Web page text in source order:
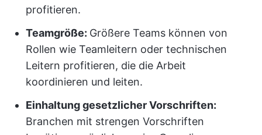
profitieren.
Teamgröße: Größere Teams können von
Rollen wie Teamleitern oder technischen
Leitern profitieren, die die Arbeit
koordinieren und leiten.
Einhaltung gesetzlicher Vorschriften:
Branchen mit strengen Vorschriften